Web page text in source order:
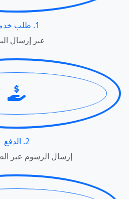
1. طلب خدمة
عبر إرسال
2. الدفع
إرسال الرسوم عبر